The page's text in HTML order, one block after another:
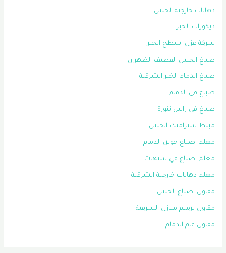
دهانات خارجية الجبيل
ديكورات الخبر
شركة عزل اسطح الخبر
صباغ الجبيل القطيف الظهران
صباغ الدمام الخبر الشرقية
صباغ في الدمام
صباغ في راس تنورة
مبلط سيراميك الجبيل
معلم اصباغ جوتن الدمام
معلم اصباغ في سيهات
معلم دهانات خارجية الشرقية
مقاول اصباغ الجبيل
مقاول ترميم منازل الشرقية
مقاول عام الدمام